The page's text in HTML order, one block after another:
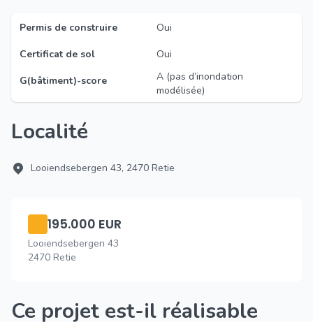
Permis de construire
Oui
Certificat de sol
Oui
G(bâtiment)-score
A (pas d’inondation
modélisée)
Localité
Looiendsebergen 43, 2470 Retie
195.000 EUR
Looiendsebergen 43
2470 Retie
Ce projet est-il réalisable